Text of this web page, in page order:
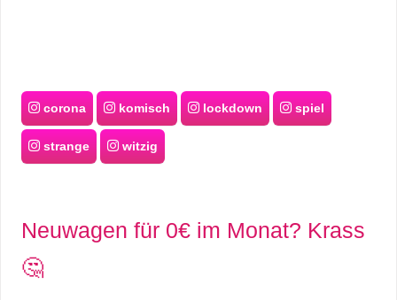
corona komisch lockdown spiel
strange witzig
Neuwagen für 0€ im Monat? Krass
🤔